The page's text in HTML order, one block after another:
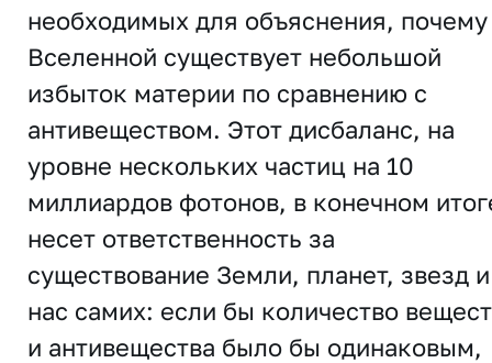
необходимых для объяснения, почему
Вселенной существует небольшой
избыток материи по сравнению с
антивеществом. Этот дисбаланс, на
уровне нескольких частиц на 10
миллиардов фотонов, в конечном
несет ответственность за
существование Земли, планет, звезд и
нас самих: если бы количество
и антивещества было бы одинаковым,